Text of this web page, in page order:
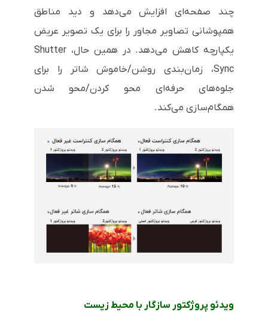
چند صفحه‌ای افزایش می‌دهد و دید مناطق
همپوشانی تصاویر مجاور را برای یک تصویر عریض
یکپارچه کاهش می‌دهد. در همین حال، Shutter
Sync، زمان‌بندی روشن/خاموش شاتر را برای
جلوه‌های حرفه‌ای محو کردن/محو شدن
همگام‌سازی می‌کند.
ویدئو پروژکتور سازگار با محیط زیست